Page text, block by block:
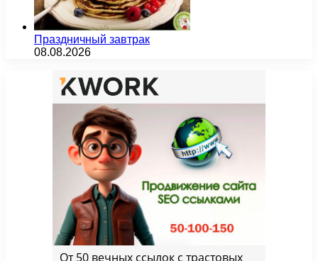
Праздничный завтрак
08.08.2026